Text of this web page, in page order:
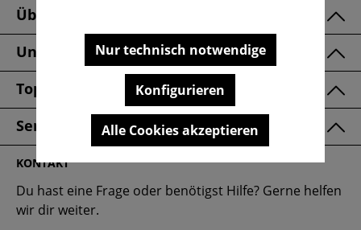
Über Uns
Unsere Marken
Top Kategorien
Service & FAQ
KONTAKT
Du hast eine Frage oder benötigst Hilfe? Gerne helfen
wir dir weiter.
Nur technisch notwendige
Konfigurieren
Alle Cookies akzeptieren